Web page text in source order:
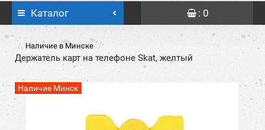
Каталог : 0
Наличие в Минске
Держатель карт на телефоне Skat, желтый
Наличие Минск